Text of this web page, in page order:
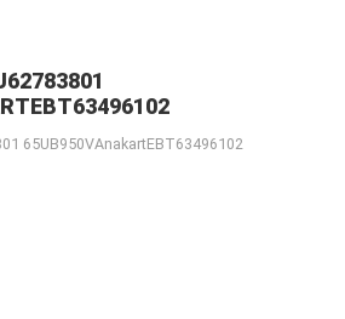
65UB950VAnakartEBT63496102